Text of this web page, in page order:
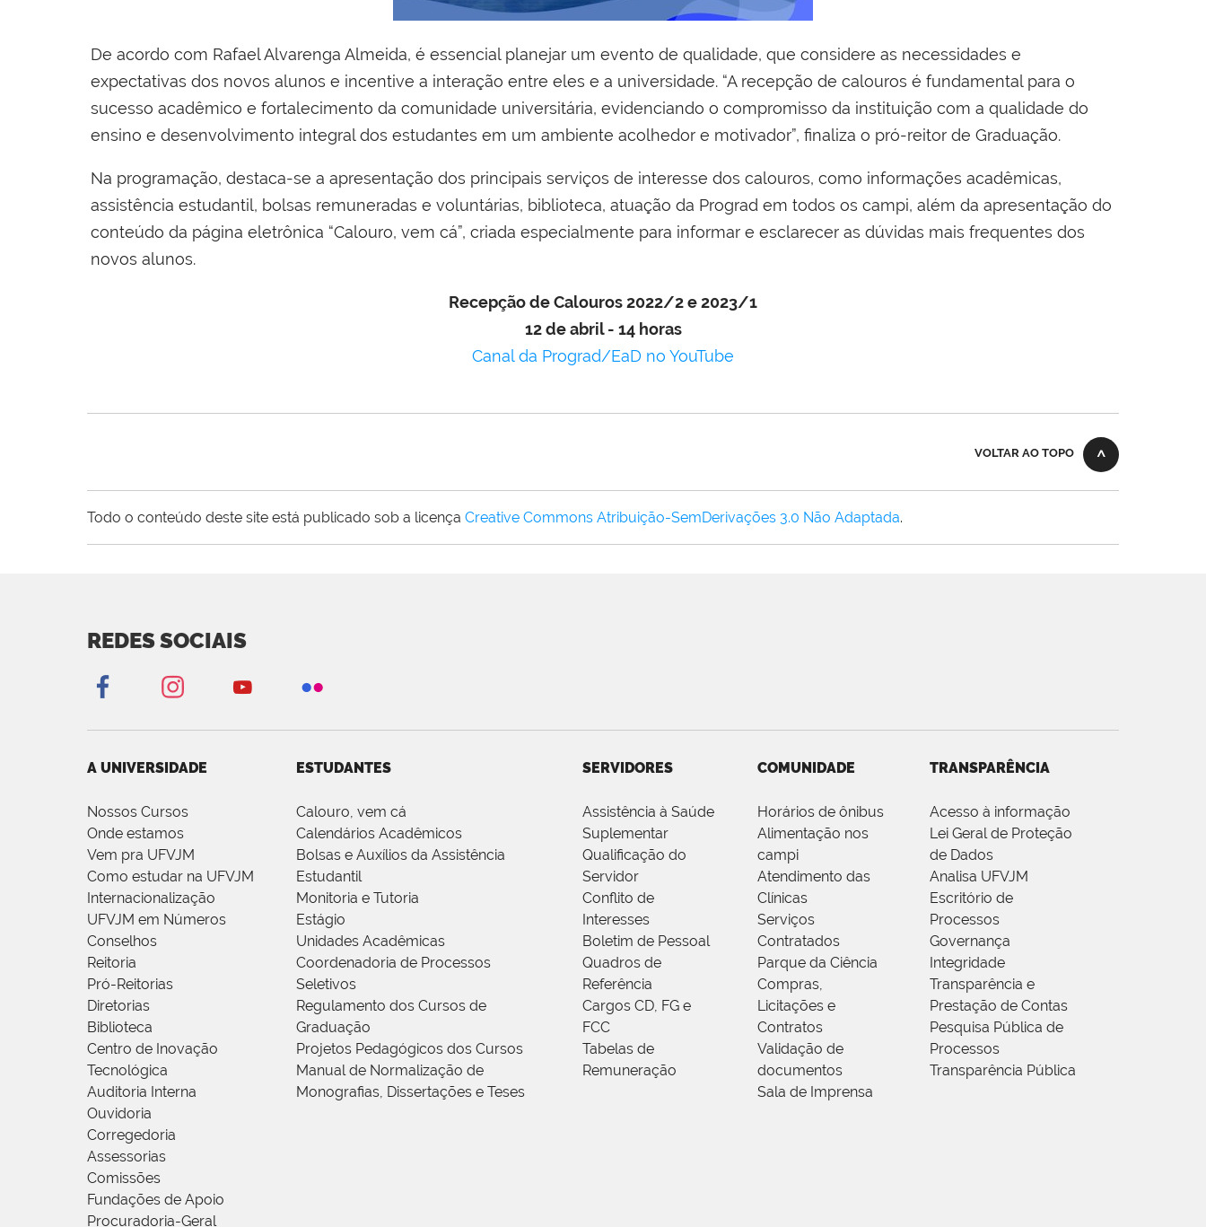
De acordo com Rafael Alvarenga Almeida, é essencial planejar um evento de qualidade, que considere as necessidades e
expectativas dos novos alunos e incentive a interação entre eles e a universidade. “A recepção de calouros é fundamental para o
sucesso acadêmico e fortalecimento da comunidade universitária, evidenciando o compromisso da instituição com a qualidade do
ensino e desenvolvimento integral dos estudantes em um ambiente acolhedor e motivador”, finaliza o pró-reitor de Graduação.
Na programação, destaca-se a apresentação dos principais serviços de interesse dos calouros, como informações acadêmicas,
assistência estudantil, bolsas remuneradas e voluntárias, biblioteca, atuação da Prograd em todos os campi, além da apresentação do
conteúdo da página eletrônica “Calouro, vem cá”, criada especialmente para informar e esclarecer as dúvidas mais frequentes dos
novos alunos.
Recepção de Calouros 2022/2 e 2023/1
12 de abril - 14 horas
Canal da Prograd/EaD no YouTube
VOLTAR AO TOPO
Todo o conteúdo deste site está publicado sob a licença Creative Commons Atribuição-SemDerivações 3.0 Não Adaptada.
REDES SOCIAIS
A UNIVERSIDADE
Nossos Cursos
Onde estamos
Vem pra UFVJM
Como estudar na UFVJM
Internacionalização
UFVJM em Números
Conselhos
Reitoria
Pró-Reitorias
Diretorias
Biblioteca
Centro de Inovação
Tecnológica
Auditoria Interna
Ouvidoria
Corregedoria
Assessorias
Comissões
Fundações de Apoio
Procuradoria-Geral
ESTUDANTES
Calouro, vem cá
Calendários Acadêmicos
Bolsas e Auxílios da Assistência
Estudantil
Monitoria e Tutoria
Estágio
Unidades Acadêmicas
Coordenadoria de Processos
Seletivos
Regulamento dos Cursos de
Graduação
Projetos Pedagógicos dos Cursos
Manual de Normalização de
Monografias, Dissertações e Teses
SERVIDORES
Assistência à Saúde
Suplementar
Qualificação do
Servidor
Conflito de
Interesses
Boletim de Pessoal
Quadros de
Referência
Cargos CD, FG e
FCC
Tabelas de
Remuneração
COMUNIDADE
Horários de ônibus
Alimentação nos
campi
Atendimento das
Clínicas
Serviços
Contratados
Parque da Ciência
Compras,
Licitações e
Contratos
Validação de
documentos
Sala de Imprensa
TRANSPARÊNCIA
Acesso à informação
Lei Geral de Proteção
de Dados
Analisa UFVJM
Escritório de
Processos
Governança
Integridade
Transparência e
Prestação de Contas
Pesquisa Pública de
Processos
Transparência Pública